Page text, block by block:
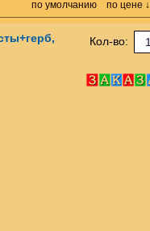
по умолчанию по цене ↓
Кол-во: